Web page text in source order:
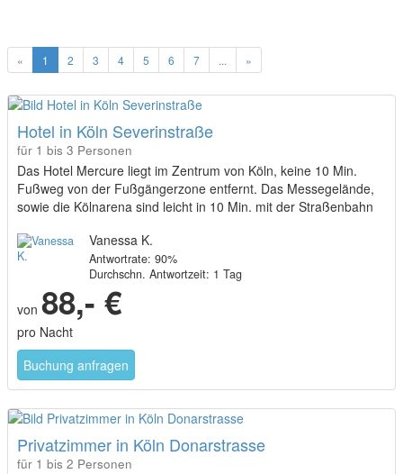
« 1 2 3 4 5 6 7 ... »
Hotel in Köln Severinstraße
für 1 bis 3 Personen
Das Hotel Mercure liegt im Zentrum von Köln, keine 10 Min.
Fußweg von der Fußgängerzone entfernt. Das Messegelände,
sowie die Kölnarena sind leicht in 10 Min. mit der Straßenbahn
Vanessa K.
Antwortrate: 90%
Durchschn. Antwortzeit: 1 Tag
von 88,- €
pro Nacht
Buchung anfragen
Privatzimmer in Köln Donarstrasse
für 1 bis 2 Personen